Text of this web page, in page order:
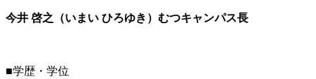
今井 啓之（いまい ひろゆき）むつキャンパス長
■学歴・学位